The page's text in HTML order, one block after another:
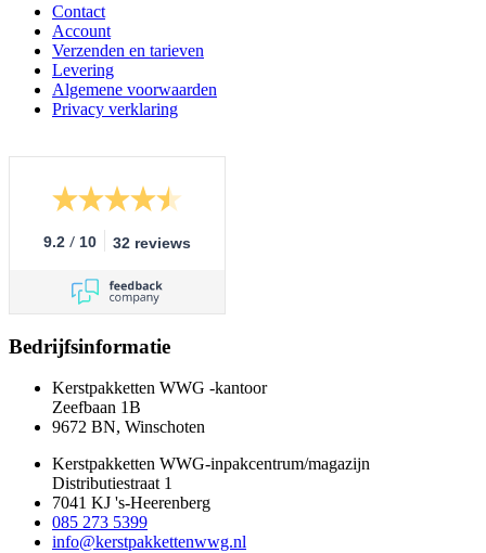
Contact
Account
Verzenden en tarieven
Levering
Algemene voorwaarden
Privacy verklaring
9.2 / 10 32 reviews
Bedrijfsinformatie
Kerstpakketten WWG -kantoor
Zeefbaan 1B
9672 BN, Winschoten
Kerstpakketten WWG-inpakcentrum/magazijn
Distributiestraat 1
7041 KJ 's-Heerenberg
085 273 5399
info@kerstpakkettenwwg.nl